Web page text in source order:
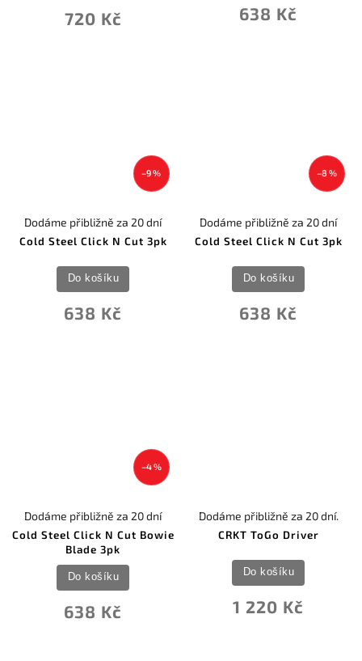
720 Kč 638 Kč
–9 %
Cold Steel Click N Cut 3pk
Dodáme přibližně za 20 dní
638 Kč
Do košíku
–8 %
Cold Steel Click N Cut 3pk
Dodáme přibližně za 20 dní
638 Kč
Do košíku
–4 %
Cold Steel Click N Cut Bowie
Blade 3pk
Dodáme přibližně za 20 dní
638 Kč
Do košíku
CRKT ToGo Driver
Dodáme přibližně za 20 dní.
1 220 Kč
Do košíku